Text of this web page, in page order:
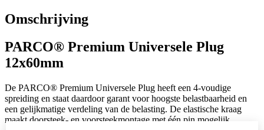
Omschrijving
PARCO® Premium Universele Plug
12x60mm
De PARCO® Premium Universele Plug heeft een 4-voudige
spreiding en staat daardoor garant voor hoogste belastbaarheid en
een gelijkmatige verdeling van de belasting. De elastische kraag
maakt doorsteek- en voorsteekmontage met één pin mogelijk.